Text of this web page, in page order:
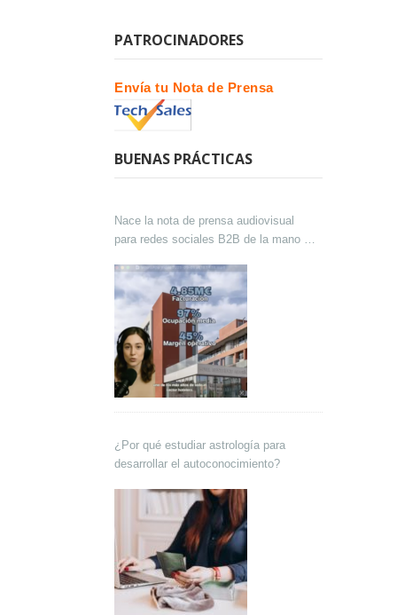
PATROCINADORES
Envía tu Nota de Prensa
BUENAS PRÁCTICAS
Nace la nota de prensa audiovisual
para redes sociales B2B de la mano de
¿Por qué estudiar astrología para
desarrollar el autoconocimiento?